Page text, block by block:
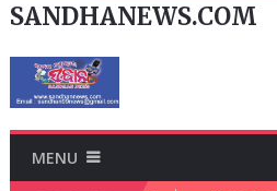
SANDHANEWS.COM
MENU